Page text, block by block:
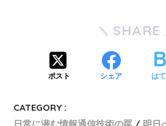
SHARE
ポスト シェア は
CATEGORY :